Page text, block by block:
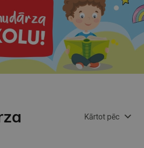
Kārtot pēc